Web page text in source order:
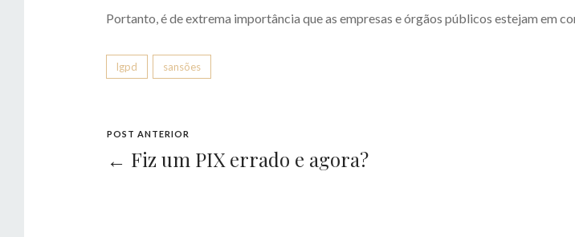
Portanto, é de extrema importância que as empresas e órgãos públicos estejam em
lgpd sansões
POST ANTERIOR
← Fiz um PIX errado e agora?